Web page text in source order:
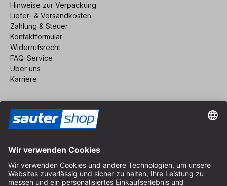
Hinweise zur Verpackung
Liefer- & Versandkosten
Zahlung & Steuer
Kontaktformular
Widerrufsrecht
FAQ-Service
Über uns
Karriere
Impressum